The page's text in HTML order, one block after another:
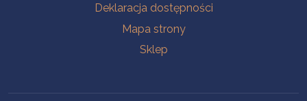
Deklaracja dostępności
Mapa strony
Sklep